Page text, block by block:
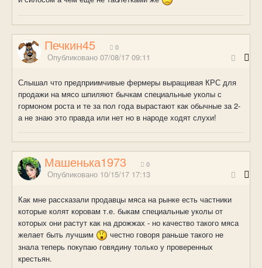
Печкин45 0
Опубликовано 07/08/17 09:11
Слышал что предприимчивые фермеры выращивая КРС для
продажи на мясо шпиляют бычкам специальные уколы с
гормоном роста и те за пол года вырастают как обычные за 2-
а не знаю это правда или нет но в народе ходят слухи!
Машенька1973 0
Опубликовано 10/15/17 17:13
Как мне рассказали продавцы мяса на рынке есть частники
которые колят коровам т.е. быкам специальные уколы от
которых они растут как на дрожжах - но качество такого мяса
желает быть лучшим
честно говоря раньше такого не
знала теперь покупаю говядину только у проверенных
крестьян.